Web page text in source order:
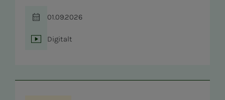
Tid
01.09.2026
Sted
Digitalt